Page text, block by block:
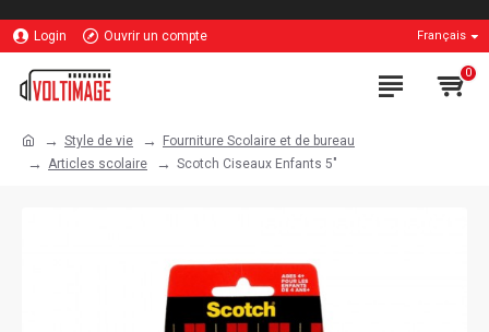
Login Ouvrir un compte Français
0
Style de vie
Fourniture Scolaire et de bureau
Articles scolaire
Scotch Ciseaux Enfants 5"